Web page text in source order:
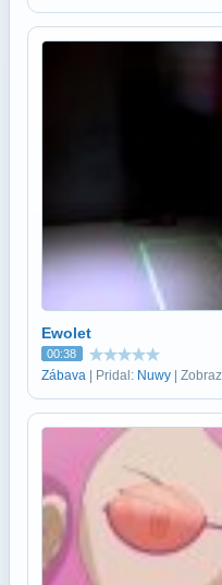
Ewolet
00:38
Zábava | Pridal: Nuwy |